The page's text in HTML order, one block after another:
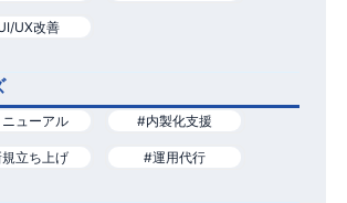
UX改善
ューアル #内製化支援
立ち上げ #運用代行